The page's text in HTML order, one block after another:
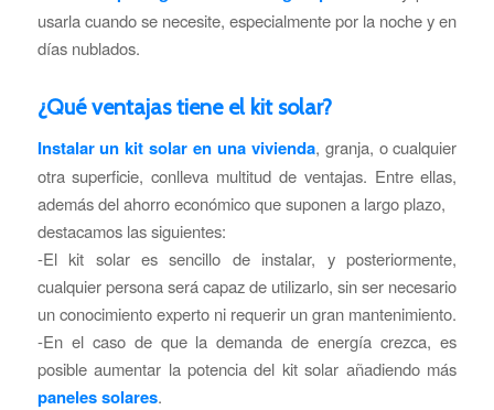
usarla cuando se necesite, especialmente por la noche y en
días nublados.
¿Qué ventajas tiene el kit solar?
Instalar un kit solar en una vivienda, granja, o cualquier
otra superficie, conlleva multitud de ventajas. Entre ellas,
además del ahorro económico que suponen a largo plazo,
destacamos las siguientes:
-El kit solar es sencillo de instalar, y posteriormente,
cualquier persona será capaz de utilizarlo, sin ser necesario
un conocimiento experto ni requerir un gran mantenimiento.
-En el caso de que la demanda de energía crezca, es
posible aumentar la potencia del kit solar añadiendo más
paneles solares.